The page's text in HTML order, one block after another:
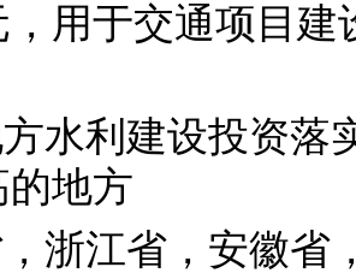
，用于交通项目
水利建设投资落
的地方
浙江省，安徽省